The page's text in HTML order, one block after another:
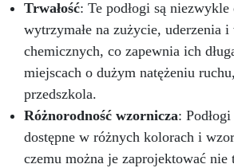
cement
Trwałość: Te podłogi są
wytrzymałe na zużycie, uderzenia
chemicznych, co zapewnia ich
miejscach o dużym natężeniu
przedszkola.
Różnorodność wzornicza:
dostępne w różnych kolorach i
czemu można je zaprojektować nie